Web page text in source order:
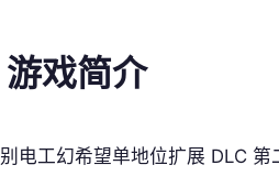
戏简介
电工幻希望单地位扩展 DLC 第